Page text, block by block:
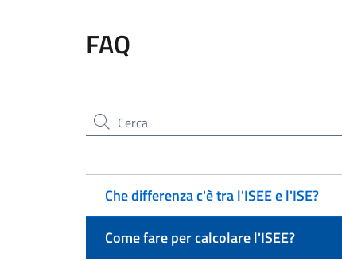
FAQ
Cerca nel sito
Che differenza c'è tra l'ISEE e l'ISE?
Come fare per calcolare l'ISEE?